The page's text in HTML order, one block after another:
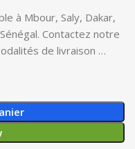
à Mbour, Saly, Dakar,
Contactez notre
de livraison …